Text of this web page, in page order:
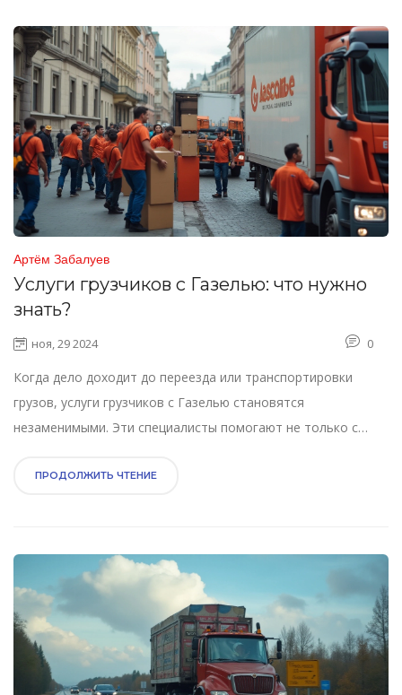
Артём Забалуев
Услуги грузчиков с Газелью: что нужно
знать?
ноя, 29 2024 0
Когда дело доходит до переезда или транспортировки
грузов, услуги грузчиков с Газелью становятся
незаменимыми. Эти специалисты помогают не только с
планируют весь процесс, чтобы обеспечить безопасность
Важно учитывать время обращения, стоимость и
профессионализм команды, чтобы получить качественный
сервис.
ПРОДОЛЖИТЬ ЧТЕНИЕ